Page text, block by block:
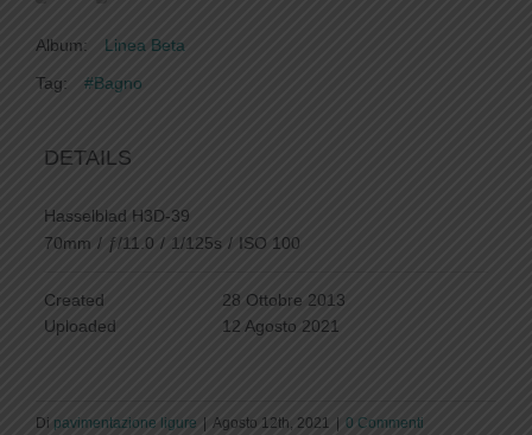
Album:
Linea Beta
Tag:
#Bagno
DETAILS
Hasselblad H3D-39
70mm / ƒ/11.0 / 1/125s / ISO 100
Created
28 Ottobre 2013
Uploaded
12 Agosto 2021
Di pavimentazione ligure Agosto 12th, 2021 0 Commenti